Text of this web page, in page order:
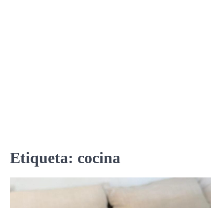
Etiqueta: cocina